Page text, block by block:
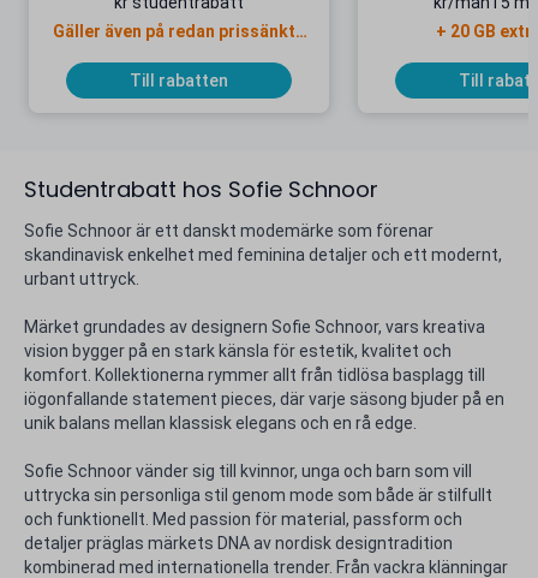
Studentrabatt hos Sofie Schnoor
Sofie Schnoor är ett danskt modemärke som förenar
skandinavisk enkelhet med feminina detaljer och ett modernt,
urbant uttryck.
Märket grundades av designern Sofie Schnoor, vars kreativa
vision bygger på en stark känsla för estetik, kvalitet och
komfort. Kollektionerna rymmer allt från tidlösa basplagg till
iögonfallande statement pieces, där varje säsong bjuder på en
unik balans mellan klassisk elegans och en rå edge.
Sofie Schnoor vänder sig till kvinnor, unga och barn som vill
uttrycka sin personliga stil genom mode som både är stilfullt
och funktionellt. Med passion för material, passform och
detaljer präglas märkets DNA av nordisk designtradition
kombinerad med internationella trender. Från vackra klänningar
Gäller även på redan prissänkta
Till rabatten
+ 20 GB
Till